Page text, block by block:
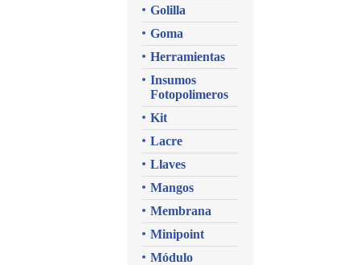
Golilla
Goma
Herramientas
Insumos
Fotopolimeros
Kit
Lacre
Llaves
Mangos
Membrana
Minipoint
Módulo